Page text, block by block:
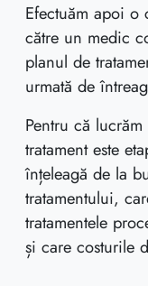
Efectuăm apoi o
către un medic
planul de
urmată de
Pentru că
tratament este
înțeleagă de la
tratamentului,
tratamentele
și care costurile